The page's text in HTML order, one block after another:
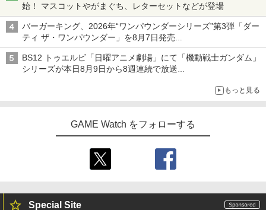
始！ マスコットやがまぐち、レターセットなどが登場
バーガーキング、2026年“ワンパウンダーシリーズ”第3弾「ダー
ティ ザ・ワンパウンダー」を8月7日発売
「特製ガーリックマヨソース」を使用した超大型チーズバーガー
BS12 トゥエルビ「日曜アニメ劇場」にて「機動戦士ガンダム」
シリーズが本日8月9日から8週連続で放送
もっと見る
GAME Watch をフォローする
Special Site